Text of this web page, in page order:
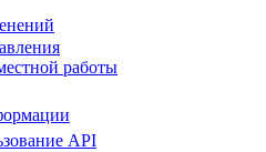
работы
API